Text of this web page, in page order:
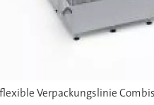
Verpackungslinie